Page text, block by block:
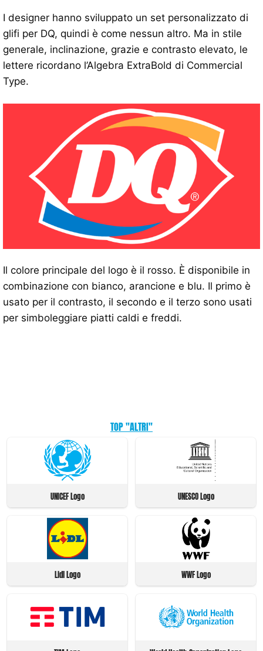
I designer hanno sviluppato un set personalizzato di
glifi per DQ, quindi è come nessun altro. Ma in stile
generale, inclinazione, grazie e contrasto elevato, le
lettere ricordano l’Algebra ExtraBold di Commercial
Type.
Il colore principale del logo è il rosso. È disponibile in
combinazione con bianco, arancione e blu. Il primo è
usato per il contrasto, il secondo e il terzo sono usati
per simboleggiare piatti caldi e freddi.
TOP "ALTRI"
UNICEF Logo UNESCO Logo
Lidl Logo WWF Logo